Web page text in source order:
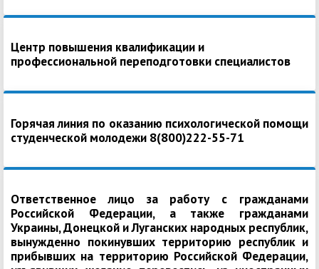
Центр повышения квалификации и
профессиональной переподготовки специалистов
Горячая линия по оказанию психологической помощи
студенческой молодежи 8(800)222-55-71
Ответственное лицо за работу с гражданами
Российской Федерации, а также гражданами
Украины, Донецкой и Луганских народных республик,
вынужденно покинувших территорию республик и
прибывших на территорию Российской Федерации,